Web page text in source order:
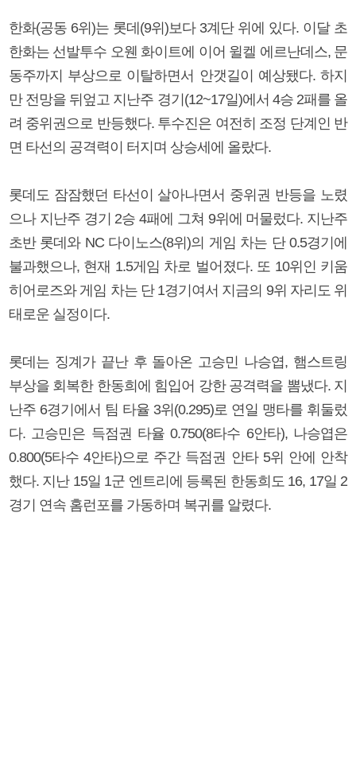
한화(공동 6위)는 롯데(9위)보다 3계단 위에 있다. 이달 초
한화는 선발투수 오웬 화이트에 이어 윌켈 에르난데스, 문
동주까지 부상으로 이탈하면서 안갯길이 예상됐다. 하지
만 전망을 뒤엎고 지난주 경기(12~17일)에서 4승 2패를 올
려 중위권으로 반등했다. 투수진은 여전히 조정 단계인 반
면 타선의 공격력이 터지며 상승세에 올랐다.
롯데도 잠잠했던 타선이 살아나면서 중위권 반등을 노렸
으나 지난주 경기 2승 4패에 그쳐 9위에 머물렀다. 지난주
초반 롯데와 NC 다이노스(8위)의 게임 차는 단 0.5경기에
불과했으나, 현재 1.5게임 차로 벌어졌다. 또 10위인 키움
히어로즈와 게임 차는 단 1경기여서 지금의 9위 자리도 위
태로운 실정이다.
롯데는 징계가 끝난 후 돌아온 고승민 나승엽, 햄스트링
부상을 회복한 한동희에 힘입어 강한 공격력을 뽐냈다. 지
난주 6경기에서 팀 타율 3위(0.295)로 연일 맹타를 휘둘렀
다. 고승민은 득점권 타율 0.750(8타수 6안타), 나승엽은
0.800(5타수 4안타)으로 주간 득점권 안타 5위 안에 안착
했다. 지난 15일 1군 엔트리에 등록된 한동희도 16, 17일 2
경기 연속 홈런포를 가동하며 복귀를 알렸다.